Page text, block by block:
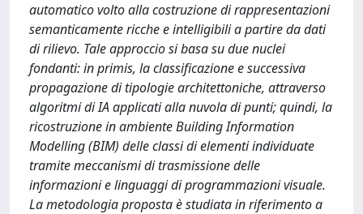
automatico volto alla costruzione di rappresentazioni
semanticamente ricche e intelligibili a partire da dati
di rilievo. Tale approccio si basa su due nuclei
fondanti: in primis, la classificazione e successiva
propagazione di tipologie architettoniche, attraverso
algoritmi di IA applicati alla nuvola di punti; quindi, la
ricostruzione in ambiente Building Information
Modelling (BIM) delle classi di elementi individuate
tramite meccanismi di trasmissione delle
informazioni e linguaggi di programmazioni visuale.
La metodologia proposta è studiata in riferimento a